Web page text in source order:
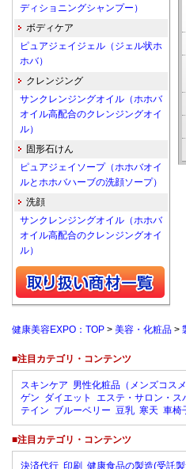
ディショニングシャンプー）
ボディケア
ピュアジェイジェル（ジェル状ホ
ホバ）
クレンジング
サンクレンジングオイル（ホホバ
オイル高配合のクレンジングオイ
ル）
固形石けん
ピュアジェイソープ（ホホバオイ
ルとホホバハーブの洗顔ソープ）
洗顔
サンクレンジングオイル（ホホバ
オイル高配合のクレンジングオイ
ル）
健康美容EXPO：TOP > 美容・化粧品 >
■注目カテゴリ・コンテンツ
スキンケア 男性化粧品（メンズコスメ
ゲン ダイエット エステ・サロン・ス
テイン ブルーベリー 豆乳 寒天 車椅
■注目カテゴリ・コンテンツ
決済代行 印刷 健康食品の製造(受託